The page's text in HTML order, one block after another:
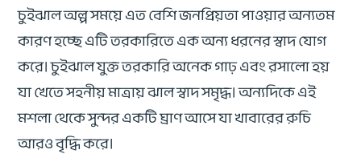
চুইঝাল অল্প সময়ে এত বেশি জনপ্রিয়তা পাওয়ার অন্যতম
কারণ হচ্ছে এটি তরকারিতে এক অন্য ধরনের স্বাদ যোগ
করে। চুইঝাল যুক্ত তরকারি অনেক গাঢ় এবং রসালো হয়
যা খেতে সহনীয় মাত্রায় ঝাল স্বাদ সমৃদ্ধ। অন্যদিকে এই
মশলা থেকে সুন্দর একটি ঘ্রাণ আসে যা খাবারের রুচি
আরও বৃদ্ধি করে।